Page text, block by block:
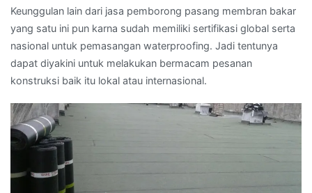
Keunggulan lain dari jasa pemborong pasang membran bakar
yang satu ini pun karna sudah memiliki sertifikasi global serta
nasional untuk pemasangan waterproofing. Jadi tentunya
dapat diyakini untuk melakukan bermacam pesanan
konstruksi baik itu lokal atau internasional.